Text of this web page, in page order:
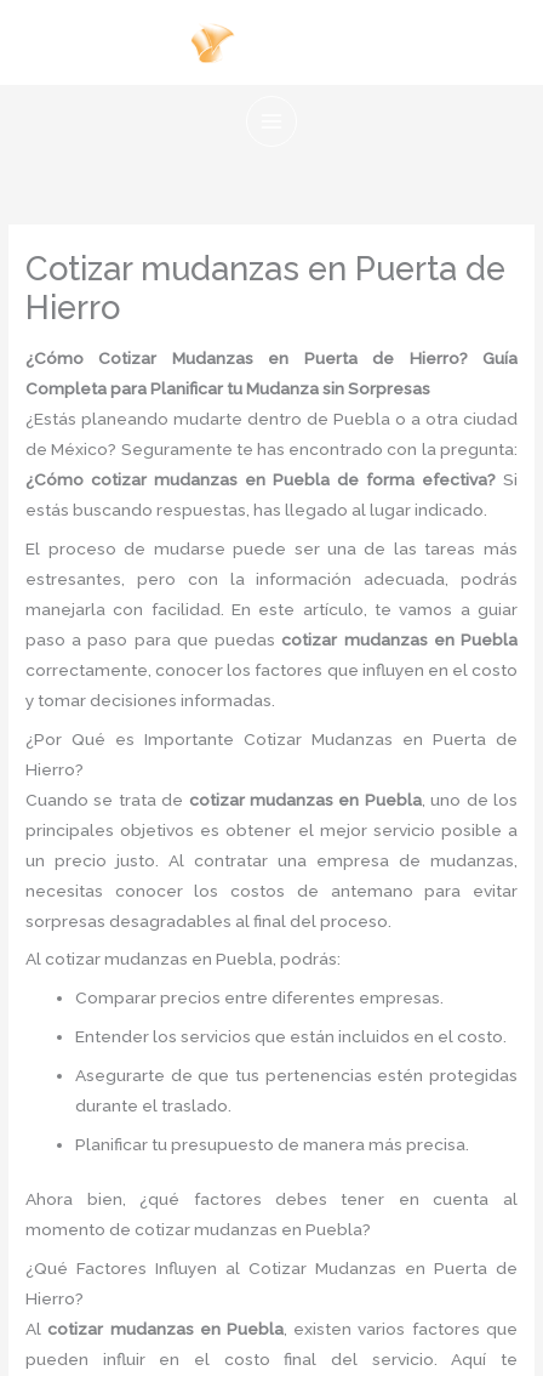
Cotizar mudanzas en Puerta de
Hierro
¿Cómo Cotizar Mudanzas en Puerta de Hierro? Guía
Completa para Planificar tu Mudanza sin Sorpresas
¿Estás planeando mudarte dentro de Puebla o a otra ciudad
de México? Seguramente te has encontrado con la pregunta:
¿Cómo cotizar mudanzas en Puebla de forma efectiva?Si
estás buscando respuestas, has llegado al lugar indicado.
El proceso de mudarse puede ser una de las tareas más
estresantes, pero con la información adecuada, podrás
manejarla con facilidad. En este artículo, te vamos a guiar
paso a paso para que puedas cotizar mudanzas en Puebla
correctamente, conocer los factores que influyen en el costo
y tomar decisiones informadas.
¿Por Qué es Importante Cotizar Mudanzas en Puerta de
Hierro?
Cuando se trata de cotizar mudanzas en Puebla, uno de los
principales objetivos es obtener el mejor servicio posible a
un precio justo. Al contratar una empresa de mudanzas,
necesitas conocer los costos de antemano para evitar
sorpresas desagradables al final del proceso.
Al cotizar mudanzas en Puebla, podrás:
Comparar precios entre diferentes empresas.
Entender los servicios que están incluidos en el costo.
Asegurarte de que tus pertenencias estén protegidas
durante el traslado.
Planificar tu presupuesto de manera más precisa.
Ahora bien, ¿qué factores debes tener en cuenta al
momento de cotizar mudanzas en Puebla?
¿Qué Factores Influyen al Cotizar Mudanzas en Puerta de
Hierro?
Al cotizar mudanzas en Puebla , existen varios factores que
pueden influir en el costo final del servicio. Aquí te